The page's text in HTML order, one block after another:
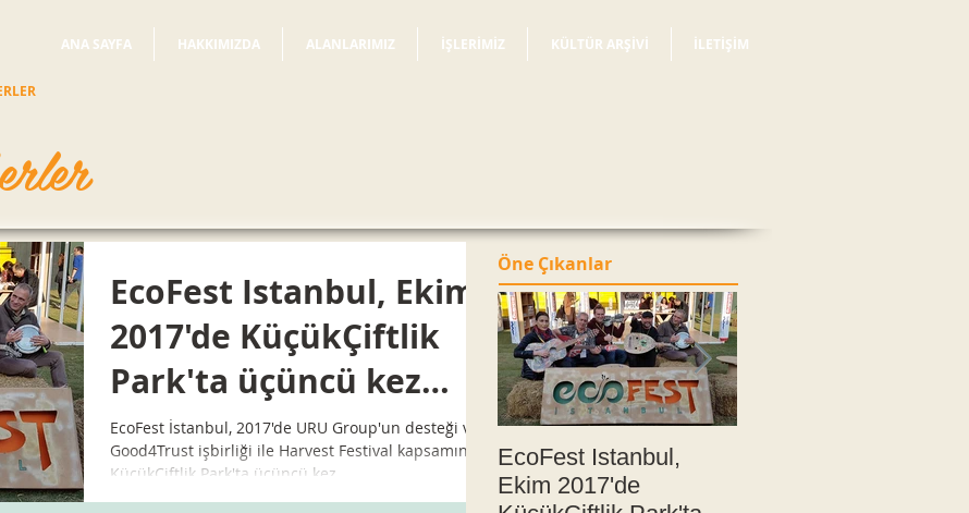
ANA SAYFA HAKKIMIZDA ALANLARIMIZ İŞLERİMİZ KÜLTÜR ARŞİVİ İLETİŞİM
EcoFest Istanbul, Ekim
2017'de KüçükÇiftlik
Park'ta üçüncü kez
düzenlendi
EcoFest İstanbul, 2017'de URU Group'un desteği ve
Good4Trust işbirliği ile Harvest Festival kapsamında
KüçükÇiftlik Park'ta üçüncü kez...
Öne Çıkanlar
EcoFest Istanbul,
Ekim 2017'de